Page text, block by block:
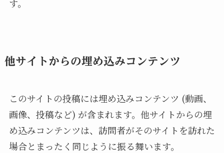
す。
他サイトからの埋め込みコンテンツ
このサイトの投稿には埋め込みコンテンツ (動画、
画像、投稿など) が含まれます。他サイトからの埋
め込みコンテンツは、訪問者がそのサイトを訪れた
場合とまったく同じように振る舞います。